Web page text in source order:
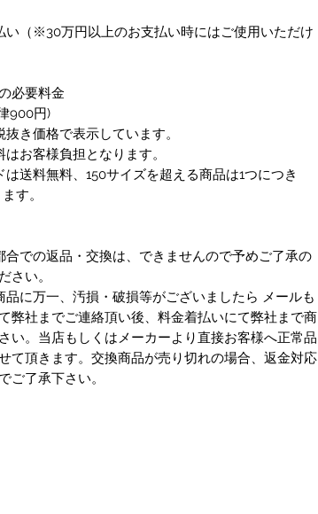
い （※30万円以上のお支払い時にはご使用いただけ
必要料金
900円)
き価格で表示しています。
お客様負担となります。
送料無料、150サイズを超える商品は1つにつき
す。
合での返品・交換は、できませんので予めご了承の
さい。
品に万一、汚損・破損等がございましたら メールも
弊社までご連絡頂い後、料金着払いにて弊社まで商
い。当店もしくはメーカーより直接お客様へ正常品
て頂きます。交換商品が売り切れの場合、返金対応
ご了承下さい。